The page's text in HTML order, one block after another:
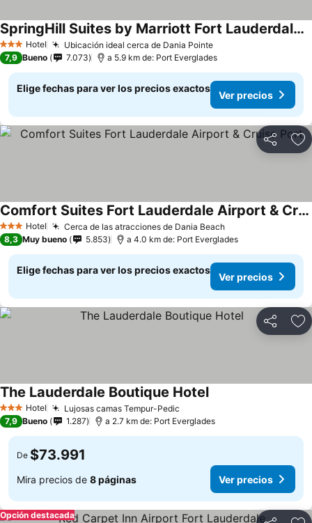
3 Estrellas
Hotel Ubicación ideal cerca de Dania Pointe
SpringHill Suites by Marriott Fort Lauderdale Airport & Cruise Port
7,9 Bueno 7.073 a 5.9 km de: Port Everglades
Elige fechas para ver los precios exactos
Ver precios
Compartir
3 Estrellas
Hotel Cerca de las atracciones de Dania Beach
Comfort Suites Fort Lauderdale Airport & Cruise Port
8,3 Muy bueno 5.853 a 4.0 km de: Port Everglades
Elige fechas para ver los precios exactos
Ver precios
Compartir
3 Estrellas
Hotel Lujosas camas Tempur-Pedic
The Lauderdale Boutique Hotel
7,9 Bueno 1.287 a 2.7 km de: Port Everglades
De $73.991
Mira precios de 8 páginas Ver precios
Opción destacada